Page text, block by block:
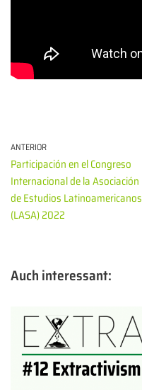
ANTERIOR
Participación en el Congreso
Internacional de la Asociación
de Estudios Latinoamericanos
(LASA) 2022
Auch interessant: